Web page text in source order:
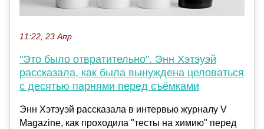
11:22, 23 Апр
"Это было отвратительно". Энн Хэтэуэй
рассказала, как была вынуждена целоваться
с десятью парнями перед съёмками
Энн Хэтэуэй рассказала в интервью журналу V
Magazine, как проходила "тесты на химию" перед